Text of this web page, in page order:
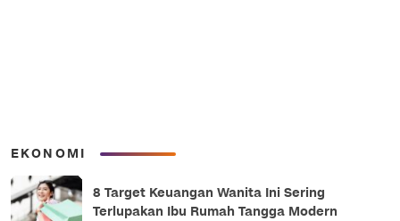
EKONOMI
8 Target Keuangan Wanita Ini Sering
Terlupakan Ibu Rumah Tangga Modern